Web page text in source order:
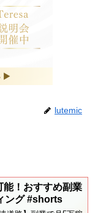
lutemic
能！おすすめ副業
ング #shorts